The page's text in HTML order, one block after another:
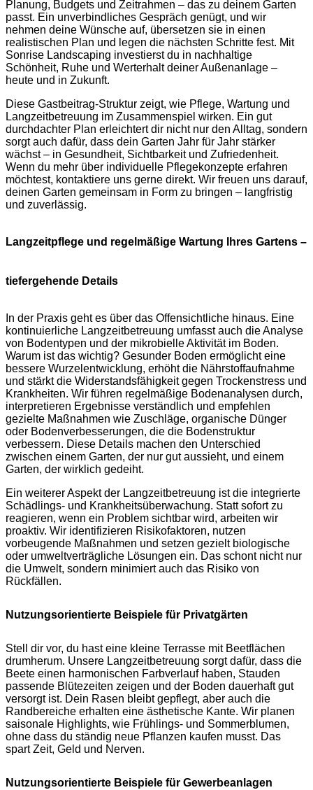
Planung, Budgets und Zeitrahmen – das zu deinem Garten
passt. Ein unverbindliches Gespräch genügt, und wir
nehmen deine Wünsche auf, übersetzen sie in einen
realistischen Plan und legen die nächsten Schritte fest. Mit
Sonrise Landscaping investierst du in nachhaltige
Schönheit, Ruhe und Werterhalt deiner Außenanlage –
heute und in Zukunft.
Diese Gastbeitrag-Struktur zeigt, wie Pflege, Wartung und
Langzeitbetreuung im Zusammenspiel wirken. Ein gut
durchdachter Plan erleichtert dir nicht nur den Alltag, sondern
sorgt auch dafür, dass dein Garten Jahr für Jahr stärker
wächst – in Gesundheit, Sichtbarkeit und Zufriedenheit.
Wenn du mehr über individuelle Pflegekonzepte erfahren
möchtest, kontaktiere uns gerne direkt. Wir freuen uns darauf,
deinen Garten gemeinsam in Form zu bringen – langfristig
und zuverlässig.
Langzeitpflege und regelmäßige Wartung Ihres Gartens –
tiefergehende Details
In der Praxis geht es über das Offensichtliche hinaus. Eine
kontinuierliche Langzeitbetreuung umfasst auch die Analyse
von Bodentypen und der mikrobielle Aktivität im Boden.
Warum ist das wichtig? Gesunder Boden ermöglicht eine
bessere Wurzelentwicklung, erhöht die Nährstoffaufnahme
und stärkt die Widerstandsfähigkeit gegen Trockenstress und
Krankheiten. Wir führen regelmäßige Bodenanalysen durch,
interpretieren Ergebnisse verständlich und empfehlen
gezielte Maßnahmen wie Zuschläge, organische Dünger
oder Bodenverbesserungen, die die Bodenstruktur
verbessern. Diese Details machen den Unterschied
zwischen einem Garten, der nur gut aussieht, und einem
Garten, der wirklich gedeiht.
Ein weiterer Aspekt der Langzeitbetreuung ist die integrierte
Schädlings- und Krankheitsüberwachung. Statt sofort zu
reagieren, wenn ein Problem sichtbar wird, arbeiten wir
proaktiv. Wir identifizieren Risikofaktoren, nutzen
vorbeugende Maßnahmen und setzen gezielt biologische
oder umweltverträgliche Lösungen ein. Das schont nicht nur
die Umwelt, sondern minimiert auch das Risiko von
Rückfällen.
Nutzungsorientierte Beispiele für Privatgärten
Stell dir vor, du hast eine kleine Terrasse mit Beetflächen
drumherum. Unsere Langzeitbetreuung sorgt dafür, dass die
Beete einen harmonischen Farbverlauf haben, Stauden
passende Blütezeiten zeigen und der Boden dauerhaft gut
versorgt ist. Dein Rasen bleibt gepflegt, aber auch die
Randbereiche erhalten eine ästhetische Kante. Wir planen
saisonale Highlights, wie Frühlings- und Sommerblumen,
ohne dass du ständig neue Pflanzen kaufen musst. Das
spart Zeit, Geld und Nerven.
Nutzungsorientierte Beispiele für Gewerbeanlagen